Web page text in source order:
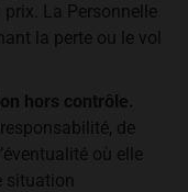
prix. La Personnelle
la perte ou le vol
hors contrôle.
de
où elle
situation